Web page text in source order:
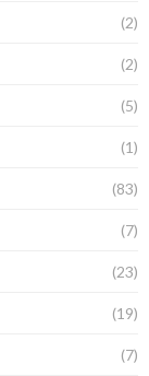
(2)
(2)
(5)
(1)
(83)
(7)
(23)
(19)
(7)